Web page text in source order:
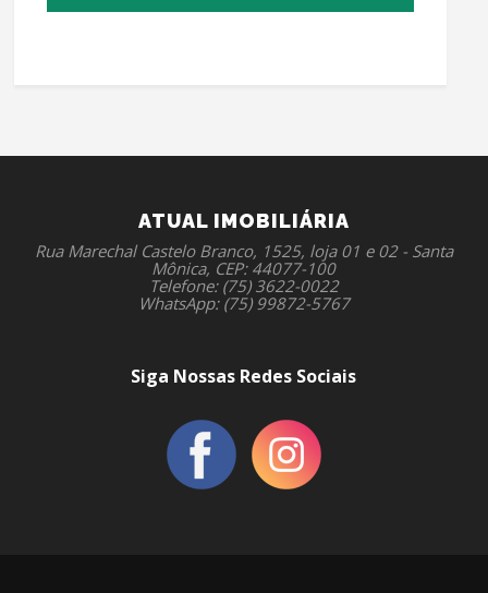
ATUAL IMOBILIÁRIA
Rua Marechal Castelo Branco, 1525, loja 01 e 02 - Santa
Mônica, CEP: 44077-100
Telefone: (75) 3622-0022
WhatsApp: (75) 99872-5767
Siga Nossas Redes Sociais